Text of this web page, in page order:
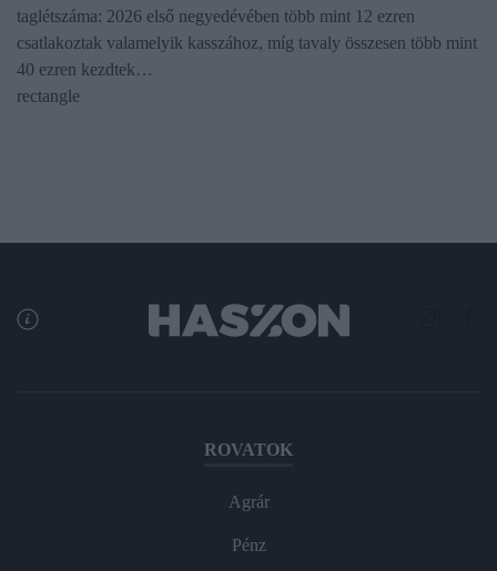
taglétszáma: 2026 első negyedévében több mint 12 ezren
csatlakoztak valamelyik kasszához, míg tavaly összesen több mint
40 ezren kezdtek…
rectangle
ROVATOK
Agrár
Pénz